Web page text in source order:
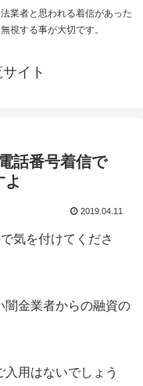
業者と思われる着信があった
視する事が大切です。
イト
話番号着信で
よ
2019.04.11
気を付けてくださ
闇金業者からの融資の
用はないでしょう